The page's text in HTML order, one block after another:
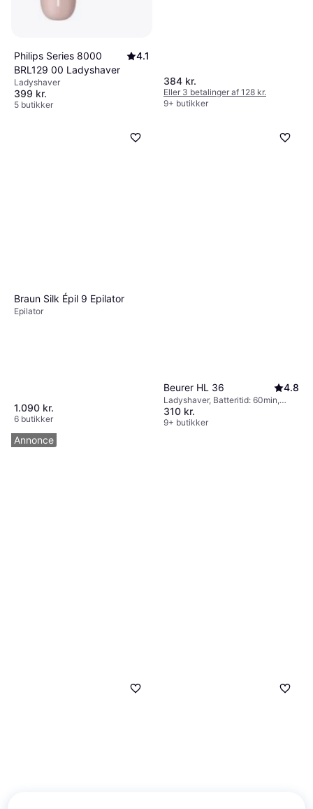
Philips Series 8000
BRL129 00 Ladyshaver
4.1
Ladyshaver
399 kr.
5 butikker
384 kr.
Eller 3 betalinger af 128 kr.
9+ butikker
Braun Silk Épil 9 Epilator
Epilator
1.090 kr.
6 butikker
Beurer HL 36 4.8
Ladyshaver, Batteritid: 60min,
Opladningsindikator,
Opladningsstation
310 kr.
9+ butikker
Annonce